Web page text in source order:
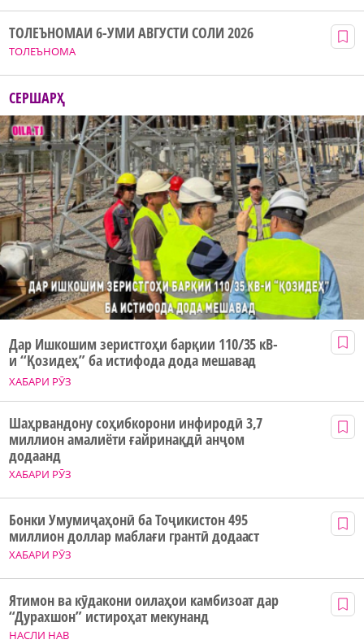
ТОЛЕЪНОМА
ТОЛЕЪНОМАИ 6-УМИ АВГУСТИ СОЛИ 2026
СЕРШАРҲ
ХАБАРИ РӮЗ
Дар Ишкошим зеристгоҳи барқии 110/35 кВ-
и “Қозидеҳ” ба истифода дода мешавад
ХАБАРИ РӮЗ
Шаҳрвандону соҳибкорони инфиродӣ 3,7
миллион амалиёти ғайринақдӣ анҷом
додаанд
ХАБАРИ РӮЗ
Бонки Умумиҷаҳонӣ ба Тоҷикистон 495
миллион доллар маблағи грантӣ додааст
НАСЛИ НАВ
Ятимон ва кӯдакони оилаҳои камбизоат дар
“Дурахшон” истироҳат мекунанд